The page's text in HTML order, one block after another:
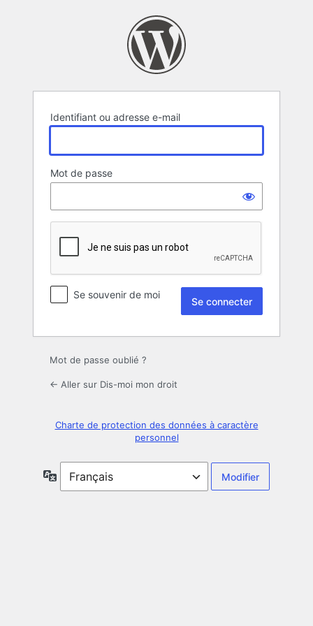
Identifiant ou adresse e-mail
Mot de passe
Se souvenir de moi
Mot de passe oublié ?
← Aller sur Dis-moi mon droit
Charte de protection des données à caractère
personnel
Langue